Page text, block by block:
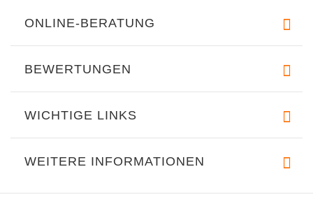
ONLINE-BERATUNG
BEWERTUNGEN
WICHTIGE LINKS
WEITERE INFORMATIONEN